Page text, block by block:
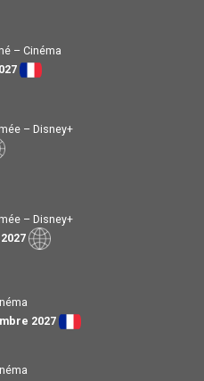
– Cinéma
– Disney+
– Disney+
2027